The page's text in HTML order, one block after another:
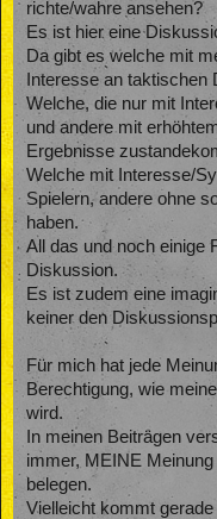
richte/wahre ansehen?
Es ist hier eine
Da gibt es welche mit
Interesse an taktischen
Welche, die nur mit
und andere mit
Ergebnisse
Welche mit Interesse/
Spielern, andere ohne
haben.
All das und noch einige
Diskussion.
Es ist zudem eine
keiner den
Für mich hat jede
Berechtigung, wie
wird.
In meinen Beiträgen
immer, MEINE
belegen.
Vielleicht kommt